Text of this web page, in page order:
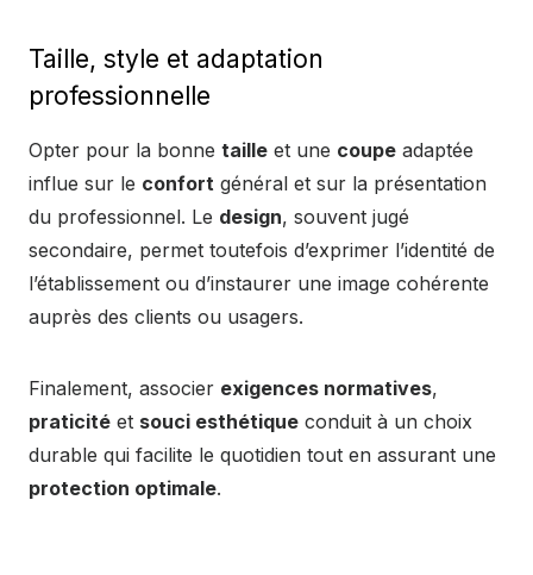
Taille, style et adaptation
professionnelle
Opter pour la bonne taille et une coupe adaptée
influe sur le confort général et sur la présentation
du professionnel. Le design, souvent jugé
secondaire, permet toutefois d’exprimer l’identité de
l’établissement ou d’instaurer une image cohérente
auprès des clients ou usagers.
Finalement, associer exigences normatives,
praticité et souci esthétique conduit à un choix
durable qui facilite le quotidien tout en assurant une
protection optimale.